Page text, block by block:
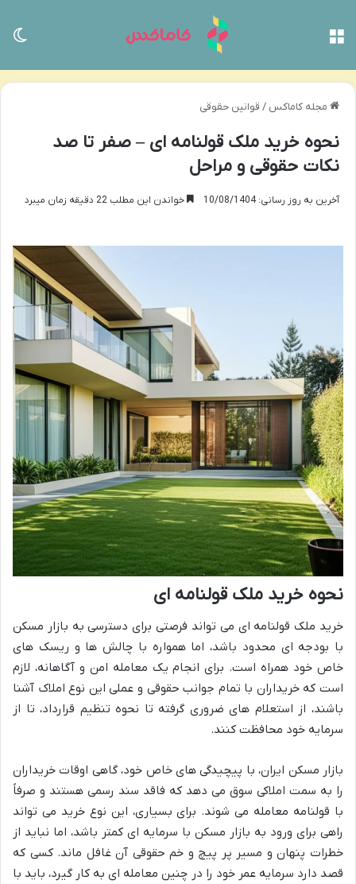
مجله کاماکس / قوانین حقوقی
نحوه خرید ملک قولنامه ای – صفر تا صد
نکات حقوقی و مراحل
آخرین به روز رسانی: 10/08/1404 خواندن این مطلب 22 دقیقه زمان میبرد
نحوه خرید ملک قولنامه ای
خرید ملک قولنامه ای می تواند فرصتی برای دسترسی به بازار مسکن
با بودجه ای محدود باشد، اما همواره با چالش ها و ریسک های
خاص خود همراه است. برای انجام یک معامله امن و آگاهانه، لازم
است که خریداران با تمام جوانب حقوقی و عملی این نوع املاک آشنا
باشند، از استعلام های ضروری گرفته تا نحوه تنظیم قرارداد، تا از
سرمایه خود محافظت کنند.
بازار مسکن ایران، با پیچیدگی های خاص خود، گاهی اوقات خریداران
را به سمت املاکی سوق می دهد که فاقد سند رسمی هستند و صرفاً
با قولنامه معامله می شوند. برای بسیاری، این نوع خرید می تواند
راهی برای ورود به بازار مسکن با سرمایه ای کمتر باشد، اما نباید از
خطرات پنهان و مسیر پر پیچ و خم حقوقی آن غافل ماند. کسی که
قصد دارد سرمایه عمر خود را در چنین معامله ای به کار گیرد، باید با